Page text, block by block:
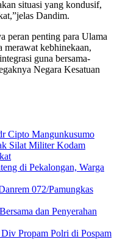
situasi yang kondusif,
Dandim.
peran penting para Ulama
merawat kebhinekaan,
guna bersama-
Negara Kesatuan
Cipto Mangunkusumo
Silat Militer Kodam
di Pekalongan, Warga
072/Pamungkas
dan Penyerahan
Propam Polri di Pospam